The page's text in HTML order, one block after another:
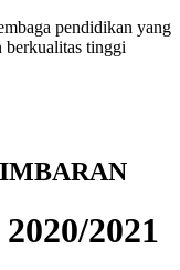
pendidikan yang
berkualitas tinggi
2021